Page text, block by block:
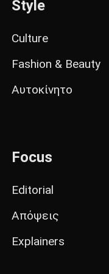
Style
Culture
Fashion & Beauty
Αυτοκίνητο
Focus
Editorial
Απόψεις
Explainers